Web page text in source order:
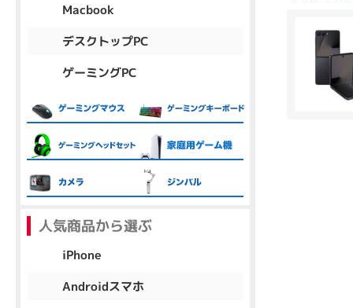
Macbook
デスクトップPC
ゲーミングPC
人気商品から選ぶ
iPhone
Androidスマホ
円 ～
各項目のチェックボックスは「or検索」となります。